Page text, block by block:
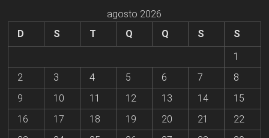
agosto 2026
D
S T Q Q S
S
1
2
3 4 5 6 7
8
9
10 11 12 13 14
15
16
17 18 19 20 21
22